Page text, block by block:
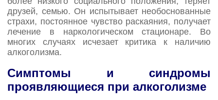
друзей, семью. Он испытывает необоснованные
страхи, постоянное чувство раскаяния, получает
лечение в наркологическом стационаре. Во
многих случаях исчезает критика к наличию
алкоголизма.
Симптомы и синдромы
проявляющиеся при алкоголизме